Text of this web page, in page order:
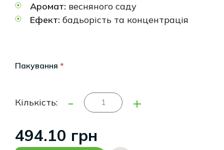
Аромат: весняного саду
Ефект: бадьорість та концентрація
Пакування *
Кількість: - +
494.10 грн